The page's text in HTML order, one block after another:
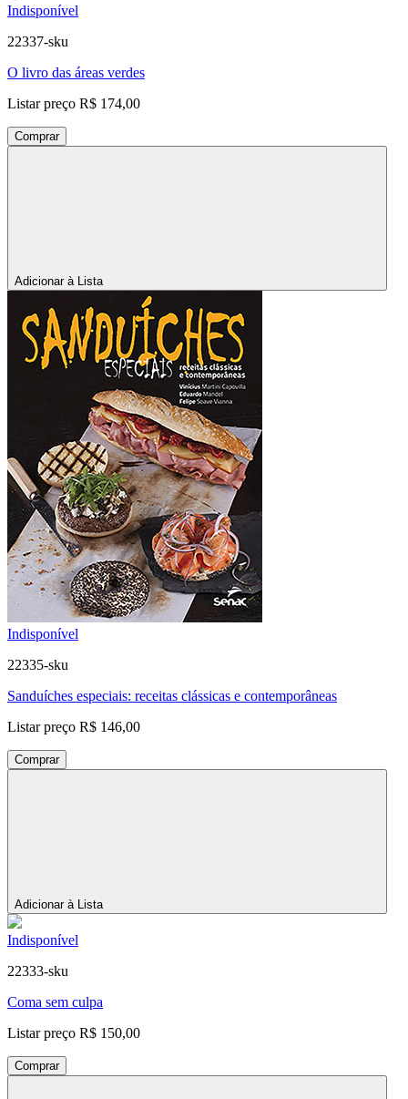
Indisponível
22337-sku
O livro das áreas verdes
Listar preço R$ 174,00
Comprar
Adicionar à Lista
Indisponível
22335-sku
Sanduíches especiais: receitas clássicas e contemporâneas
Listar preço R$ 146,00
Comprar
Adicionar à Lista
Indisponível
22333-sku
Coma sem culpa
Listar preço R$ 150,00
Comprar